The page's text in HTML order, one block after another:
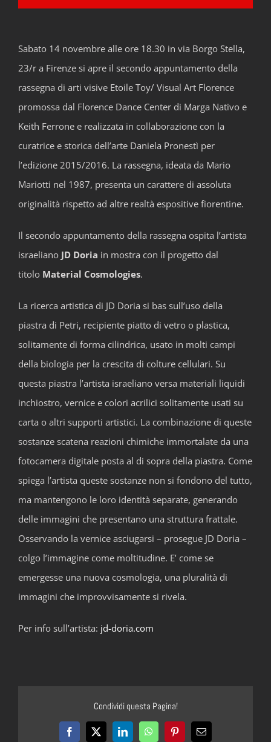
Sabato 14 novembre alle ore 18.30 in via Borgo Stella,
23/r a Firenze si apre il secondo appuntamento della
rassegna di arti visive Etoile Toy/ Visual Art Florence
promossa dal Florence Dance Center di Marga Nativo e
Keith Ferrone e realizzata in collaborazione con la
curatrice e storica dell’arte Daniela Pronestì per
l’edizione 2015/2016. La rassegna, ideata da Mario
Mariotti nel 1987, presenta un carattere di assoluta
originalità rispetto ad altre realtà espositive fiorentine.
Il secondo appuntamento della rassegna ospita l’artista
israeliano JD Doria in mostra con il progetto dal
titolo Material Cosmologies.
La ricerca artistica di JD Doria si bas sull’uso della
piastra di Petri, recipiente piatto di vetro o plastica,
solitamente di forma cilindrica, usato in molti campi
della biologia per la crescita di colture cellulari. Su
questa piastra l’artista israeliano versa materiali liquidi
inchiostro, vernice e colori acrilici solitamente usati su
carta o altri supporti artistici. La combinazione di queste
sostanze scatena reazioni chimiche immortalate da una
fotocamera digitale posta al di sopra della piastra. Come
spiega l’artista queste sostanze non si fondono del tutto,
ma mantengono le loro identità separate, generando
delle immagini che presentano una struttura frattale.
Osservando la vernice asciugarsi – prosegue JD Doria –
colgo l’immagine come moltitudine. E’ come se
emergesse una nuova cosmologia, una pluralità di
immagini che improvvisamente si rivela.
Per info sull’artista: jd-doria.com
Condividi questa Pagina!
Facebook
X LinkedInWhatsAppPinterestEmail